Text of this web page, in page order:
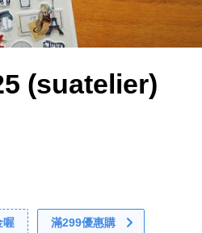
(suatelier)
喔 滿299優惠購